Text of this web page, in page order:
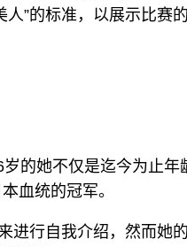
”的标准，以展示比赛
的她不仅是迄今为止年
血统的冠军。
进行自我介绍，然而她